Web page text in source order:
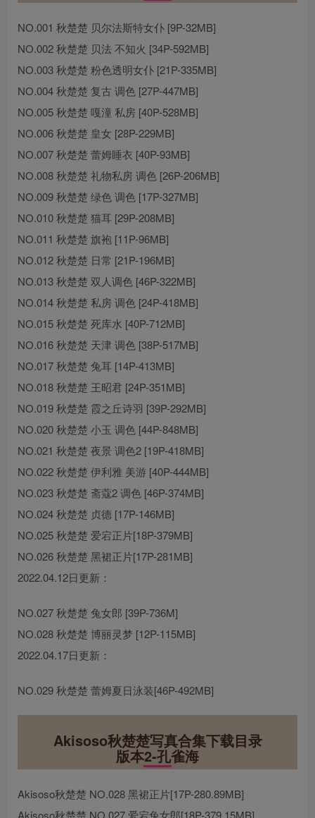
NO.001 秋楚楚 贝尔法斯特女仆 [9P-32MB]
NO.002 秋楚楚 贝法 不知火 [34P-592MB]
NO.003 秋楚楚 粉色透明女仆 [21P-335MB]
NO.004 秋楚楚 复古 调色 [27P-447MB]
NO.005 秋楚楚 嘎潼 私房 [40P-528MB]
NO.006 秋楚楚 皇女 [28P-229MB]
NO.007 秋楚楚 蕾姆睡衣 [40P-93MB]
NO.008 秋楚楚 礼物私房 调色 [26P-206MB]
NO.009 秋楚楚 绿色 调色 [17P-327MB]
NO.010 秋楚楚 猫耳 [29P-208MB]
NO.011 秋楚楚 旗袍 [11P-96MB]
NO.012 秋楚楚 日常 [21P-196MB]
NO.013 秋楚楚 双人调色 [46P-322MB]
NO.014 秋楚楚 私房 调色 [24P-418MB]
NO.015 秋楚楚 死库水 [40P-712MB]
NO.016 秋楚楚 天津 调色 [38P-517MB]
NO.017 秋楚楚 兔耳 [14P-413MB]
NO.018 秋楚楚 王昭君 [24P-351MB]
NO.019 秋楚楚 霞之丘诗羽 [39P-292MB]
NO.020 秋楚楚 小玉 调色 [44P-848MB]
NO.021 秋楚楚 夜景 调色2 [19P-418MB]
NO.022 秋楚楚 伊利雅 美游 [40P-444MB]
NO.023 秋楚楚 斋蔻2 调色 [46P-374MB]
NO.024 秋楚楚 贞德 [17P-146MB]
NO.025 秋楚楚 爱宕正片[18P-379MB]
NO.026 秋楚楚 黑裙正片[17P-281MB]
2022.04.12日更新：
NO.027 秋楚楚 兔女郎 [39P-736M]
NO.028 秋楚楚 博丽灵梦 [12P-115MB]
2022.04.17日更新：
NO.029 秋楚楚 蕾姆夏日泳装[46P-492MB]
Akisoso秋楚楚写真合集下载目录
版本2-孔雀海
Akisoso秋楚楚 NO.028 黑裙正片[17P-280.89MB]
Akisoso秋楚楚 NO.027 爱宕兔女郎[18P-379.15MB]